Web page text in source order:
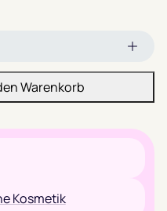
Warenkorb
Kosmetik